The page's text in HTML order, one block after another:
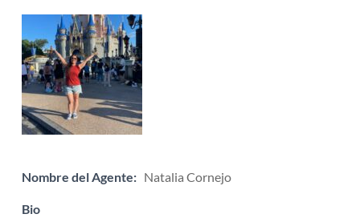
Nombre del Agente: Natalia Cornejo
Bio